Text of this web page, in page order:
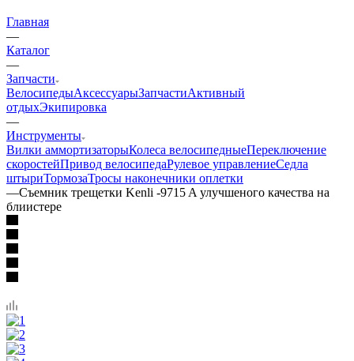
Главная
—
Каталог
—
Запчасти
ВелосипедыАксессуарыЗапчастиАктивный
отдыхЭкипировка
—
Инструменты
Вилки аммортизаторыКолеса велосипедныеПереключение
скоростейПривод велосипедаРулевое управлениеСедла
штыриТормозаТросы наконечники оплетки
—Съемник трещетки Kenli -9715 A улучшеного качества на
блиистере